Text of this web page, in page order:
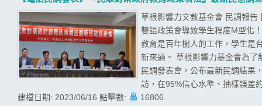
草根影響力文教基金會 民調報
雙語政策會導致學生程度M型化
教育是百年樹人的工作，學生是
新來過。 草根影響力基金會為了
民調發表會，公布最新民調結果
訪，在95%信心水準、抽樣誤差
建檔日期: 2023/06/16 點擊數: 16806